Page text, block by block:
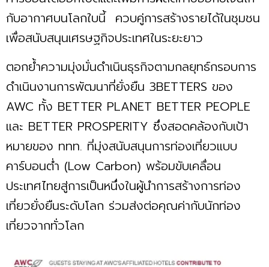
กับอากาศบนโลกใบนี้ ควบคู่การสร้างรายได้ในชุมชน
เพื่อสนับสนุนเศรษฐกิจประเทศในระยะยาว
ตอกย้ำความมุ่งมั่นดำเนินธุรกิจตามกลยุทธ์กรอบการ
ดำเนินงานการพัฒนาที่ยั่งยืน 3BETTERS ของ
AWC ทั้ง BETTER PLANET BETTER PEOPLE
และ BETTER PROSPERITY ซึ่งสอดคล้องกับเป้า
หมายของ ททท. ที่มุ่งสนับสนุนการท่องเที่ยวแบบ
คาร์บอนต่ำ (Low Carbon) พร้อมขับเคลื่อน
ประเทศไทยสู่การเป็นหนึ่งในผู้นำการสร้างการท่อง
เที่ยวยั่งยืนระดับโลก ร่วมส่งต่อคุณค่ากับนักท่อง
เที่ยวจากทั่วโลก